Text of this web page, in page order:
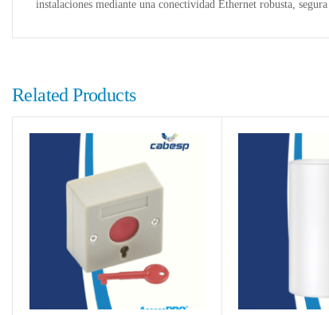
instalaciones mediante una conectividad Ethernet robusta,
Related Products